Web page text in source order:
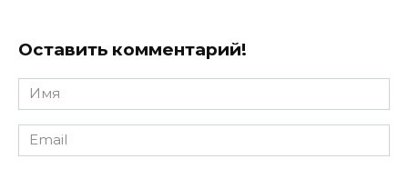
Оставить комментарий!
Имя
*
Email
*